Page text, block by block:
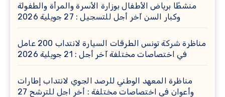
منشطًا برياض الأطفال بوزارة الأسرة والمرأة والطفولة
وكبار السن آخر أجل للتسجيل : 27 جويلية 2026
مناظرة شركة تونس الطرقات السيارة لانتداب 200 عامل
في اختصاصات مختلفة آخر أجل : 21 جويلية 2026
مناظرة المعهد الوطني للرصد الجوي لانتداب إطارات
وأعوان في اختصاصات مختلفة : أخر اجل للترشح 27